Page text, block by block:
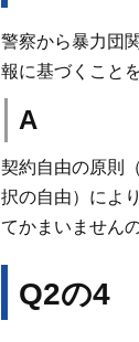
警察から暴力団
報に基づくこと
A
契約自由の原則
択の自由）によ
てかまいません
Q2の4